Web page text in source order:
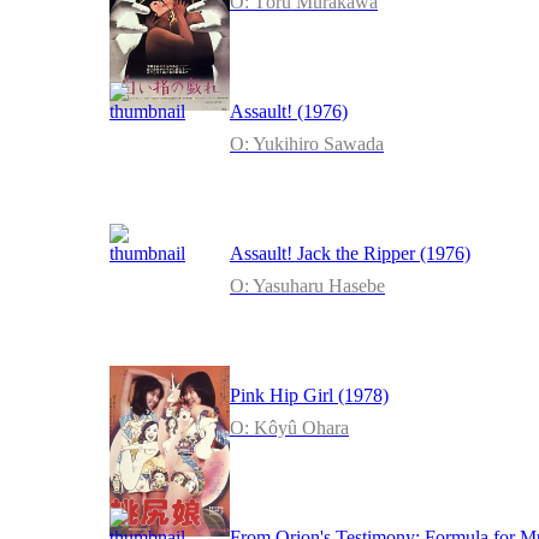
Assault! (1976)
O: Yukihiro Sawada
Assault! Jack the Ripper (1976)
O: Yasuharu Hasebe
Pink Hip Girl (1978)
O: Kôyû Ohara